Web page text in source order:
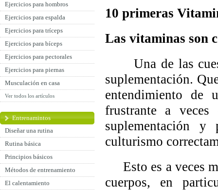
Ejercicios para hombros
Ejercicios para espalda
Ejercicios para tríceps
Ejercicios para bíceps
Ejercicios para pectorales
Ejercicios para piernas
Musculación en casa
Ver todos los artículos
Entrenamintos
Diseñar una rutina
Rutina básica
Principios básicos
Métodos de entrenamiento
El calentamiento
10 primeras
Las vitaminas son
Una de las
suplementación.
entendimiento de
frustrante a
suplementación
culturismo
Esto es a veces
cuerpos, en